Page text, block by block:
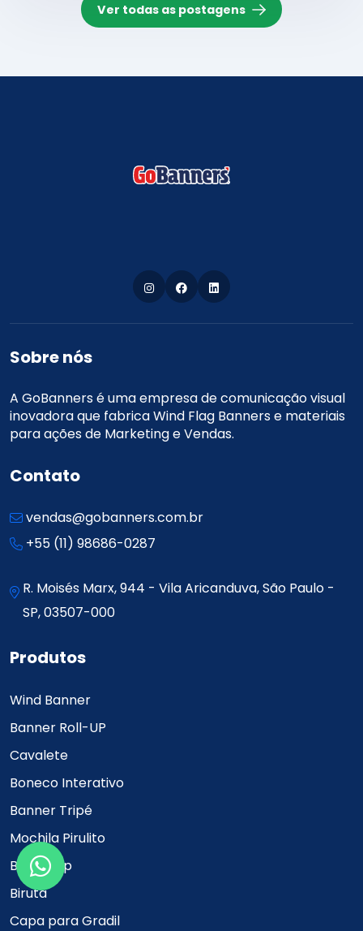
Ver todas as postagens
Sobre nós
A GoBanners é uma empresa de comunicação visual
inovadora que fabrica Wind Flag Banners e materiais
para ações de Marketing e Vendas.
Contato
vendas@gobanners.com.br
+55 (11) 98686-0287
R. Moisés Marx, 944 - Vila Aricanduva, São Paulo -
SP, 03507-000
Produtos
Wind Banner
Banner Roll-UP
Cavalete
Boneco Interativo
Banner Tripé
Mochila Pirulito
Backdrop
Biruta
Capa para Gradil